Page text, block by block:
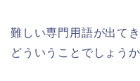
難しい専門用語が出てき
どういうことでしょうか